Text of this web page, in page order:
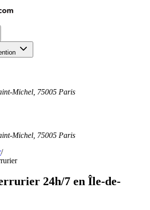
Michel 75005 Paris
Michel 75005 Paris
/
24h/7 en Île-de-